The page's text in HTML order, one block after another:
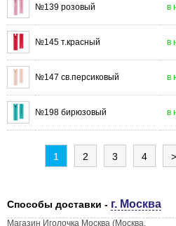
№139 розовый в
№145 т.красный в
№147 св.персиковый в
№198 бирюзовый в
1 2 3 4 >
Способы доставки - г. Москва
Магазин Иголочка Москва (Москва,